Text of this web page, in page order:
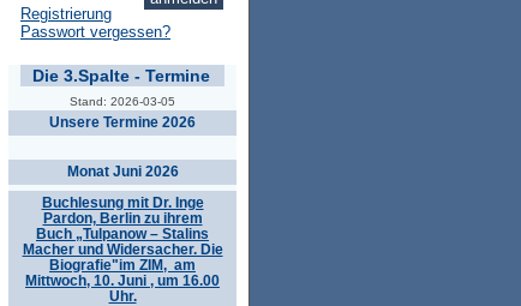
Registrierung
Passwort vergessen?
Die 3.Spalte - Termine
Stand: 2026-03-05
Unsere Termine 2026
Monat Juni 2026
Buchlesung mit Dr. Inge
Pardon, Berlin zu ihrem
Buch „Tulpanow – Stalins
Macher und Widersacher. Die
Biografie"im ZIM, am
Mittwoch, 10. Juni , um 16.00
Uhr.